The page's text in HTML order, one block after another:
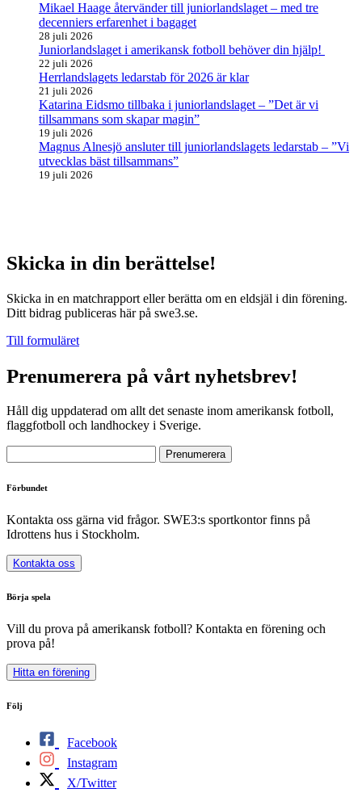
Mikael Haage återvänder till juniorlandslaget – med tre
decenniers erfarenhet i bagaget
28 juli 2026
Juniorlandslaget i amerikansk fotboll behöver din hjälp!
22 juli 2026
Herrlandslagets ledarstab för 2026 är klar
21 juli 2026
Katarina Eidsmo tillbaka i juniorlandslaget – ”Det är vi
tillsammans som skapar magin”
19 juli 2026
Magnus Alnesjö ansluter till juniorlandslagets ledarstab – ”Vi
utvecklas bäst tillsammans”
19 juli 2026
Skicka in din berättelse!
Skicka in en matchrapport eller berätta om en eldsjäl i din förening.
Ditt bidrag publiceras här på swe3.se.
Till formuläret
Prenumerera på vårt nyhetsbrev!
Håll dig uppdaterad om allt det senaste inom amerikansk fotboll,
flaggfotboll och landhockey i Sverige.
Förbundet
Kontakta oss gärna vid frågor. SWE3:s sportkontor finns på
Idrottens hus i Stockholm.
Kontakta oss
Börja spela
Vill du prova på amerikansk fotboll? Kontakta en förening och
prova på!
Hitta en förening
Följ
Facebook
Instagram
X/Twitter